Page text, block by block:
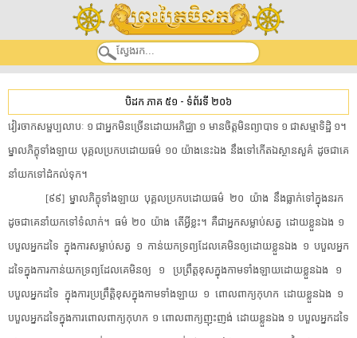
បិដក ភាគ ៥១ - ទំព័រទី ២០៦
​វៀរចាក​សម្ផ​ប្ប​លា​បៈ​ ​១​ ​ជា​អ្នក​មិន​ច្រើន​ដោយ​អភិជ្ឈា​ ​១​ ​មានចិត្ត​មិន​ព្យាបាទ​ ​១​ ​ជា​សម្មាទិដ្ឋិ​ ​១​។​ ​
ម្នាល​ភិក្ខុ​ទាំងឡាយ​ ​បុគ្គល​ប្រកបដោយ​ធម៌​ ​១០​ ​យ៉ាងនេះ​ឯង​ ​នឹង​ទៅ​កើត​ឯ​ស្ថានសួគ៌​ ​ដូចជា​គេ​
នាំ​យក​ទៅ​ដំ​កល់​ទុក​។​
[​៩៩​]​ ​ម្នាល​ភិក្ខុ​ទាំងឡាយ​ ​បុគ្គល​ប្រកបដោយ​ធម៌​ ​២០​ ​យ៉ាង​ ​នឹង​ធ្លាក់ទៅក្នុង​នរក​ ​
ដូចជា​គេ​នាំ​យក​ទៅ​ទំលាក់​។​ ​ធម៌​ ​២០​ ​យ៉ាង​ ​តើ​អ្វីខ្លះ​។​ ​គឺជា​អ្នកសម្លាប់​សត្វ​ ​ដោយខ្លួនឯង​ ​១​ ​
បបួល​អ្នកដទៃ​ ​ក្នុង​ការ​សម្លាប់សត្វ​ ​១​ ​កាន់​យក​ទ្រព្យ​ដែលគេ​មិន​ឲ្យ​ដោយខ្លួនឯង​ ​១​ ​បបួល​អ្នក
ដទៃ​ក្នុង​ការ​កាន់​យក​ទ្រព្យ​ដែលគេ​មិន​ឲ្យ​ ​១​ ​ប្រព្រឹត្ត​ខុស​ក្នុង​កាម​ទាំងឡាយ​ដោយខ្លួនឯង​ ​១​ ​
បបួល​អ្នកដទៃ​ ​ក្នុង​ការប្រព្រឹត្តិ​ខុស​ក្នុង​កាម​ទាំងឡាយ​ ​១​ ​ពោល​ពាក្យ​កុហក​ ​ដោយខ្លួនឯង​ ​១​ ​
បបួល​អ្នកដទៃ​ក្នុង​ការ​ពោល​ពាក្យ​កុហក​ ​១​ ​ពោល​ពាក្យ​ញុះញង់​ ​ដោយខ្លួនឯង​ ​១​ ​បបួល​អ្នកដទៃ​